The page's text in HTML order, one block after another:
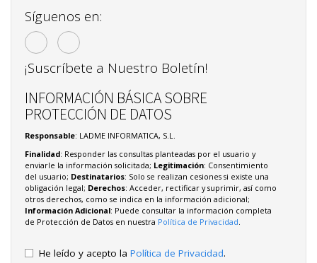
Síguenos en:
¡Suscríbete a Nuestro Boletín!
INFORMACIÓN BÁSICA SOBRE
PROTECCIÓN DE DATOS
Responsable: LADME INFORMATICA, S.L.
Finalidad: Responder las consultas planteadas por el usuario y
enviarle la información solicitada; Legitimación: Consentimiento
del usuario; Destinatarios: Solo se realizan cesiones si existe una
obligación legal; Derechos: Acceder, rectificar y suprimir, así como
otros derechos, como se indica en la información adicional;
Información Adicional: Puede consultar la información completa
de Protección de Datos en nuestra Política de Privacidad.
He leído y acepto la Política de Privacidad.